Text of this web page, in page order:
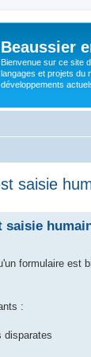
Beaussier
Bienvenue sur ce site
langages et projets du
développements
saisie
formulaire
:
disparates